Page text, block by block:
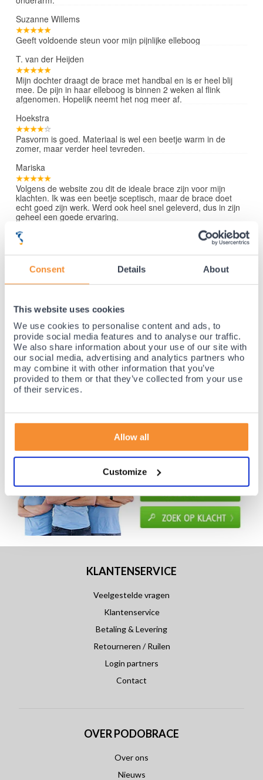
Consent Details About
This website uses cookies
We use cookies to personalise content and ads, to
provide social media features and to analyse our traffic.
We also share information about your use of our site with
our social media, advertising and analytics partners who
may combine it with other information that you’ve
provided to them or that they’ve collected from your use
of their services.
Allow all
Customize
Suzanne Willems
Geeft voldoende steun voor mijn pijnlijke elleboog
T. van der Heijden
Mijn dochter draagt de brace met handbal en is er heel blij
mee. De pijn in haar elleboog is binnen 2 weken al flink
afgenomen. Hopelijk neemt het nog meer af.
Hoekstra
Pasvorm is goed. Materiaal is wel een beetje warm in de
zomer, maar verder heel tevreden.
Mariska
Volgens de website zou dit de ideale brace zijn voor mijn
klachten. Ik was een beetje sceptisch, maar de brace doet
echt goed zijn werk. Werd ook heel snel geleverd, dus in zijn
geheel een goede ervaring.
Lees verder »
Nr.1 in Benelux en Duitsland!
Voor 21:30 besteld, morgen thuis!
Gratis retourneren en 14 dagen uitproberen!
Achteraf betalen mogelijk! Nergens goedkoper!
KLANTENSERVICE
Veelgestelde vragen
Klantenservice
Betaling & Levering
Retourneren / Ruilen
Login partners
Contact
OVER PODOBRACE
Over ons
Nieuws